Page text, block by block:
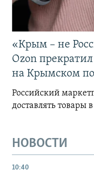
«Крым – не
Ozon
на Крымском
Российский
доставлять товары
НОВОСТИ
10:40